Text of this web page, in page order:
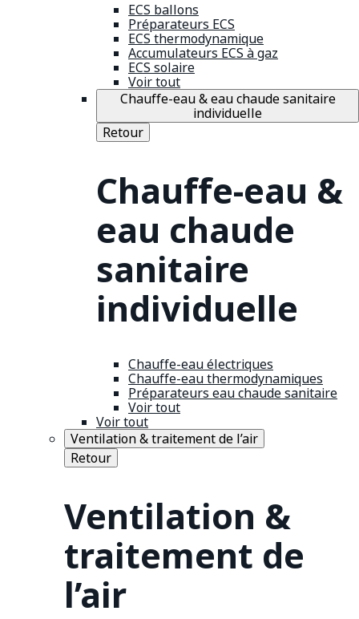
ECS ballons
Préparateurs ECS
ECS thermodynamique
Accumulateurs ECS à gaz
ECS solaire
Voir tout
Chauffe-eau & eau chaude sanitaire
individuelle
Retour
Chauffe-eau &
eau chaude
sanitaire
individuelle
Chauffe-eau électriques
Chauffe-eau thermodynamiques
Préparateurs eau chaude sanitaire
Voir tout
Voir tout
Ventilation & traitement de l’air
Retour
Ventilation &
traitement de
l’air